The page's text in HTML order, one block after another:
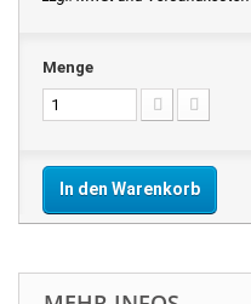
Menge
In den Warenkorb